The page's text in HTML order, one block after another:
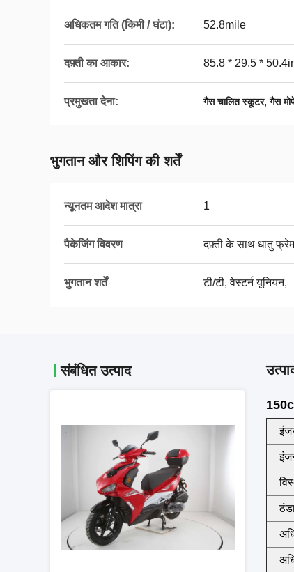
अधिकतम गति (किमी / घंटा): 52.8mile
दफ़्ती का आकार: 85.8 * 29.5 *
प्रमुखता देना: गैस चालित स्कूटर,गैस
भुगतान और शिपिंग की शर्तें
न्यूनतम आदेश मात्रा 1
पैकेजिंग विवरण दफ़्ती के साथ धातु फ्रेम
भुगतान शर्तें टी/टी, वेस्टर्न यूनियन,
संबंधित उत्पाद